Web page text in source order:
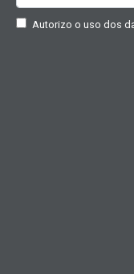
Autorizo o uso dos